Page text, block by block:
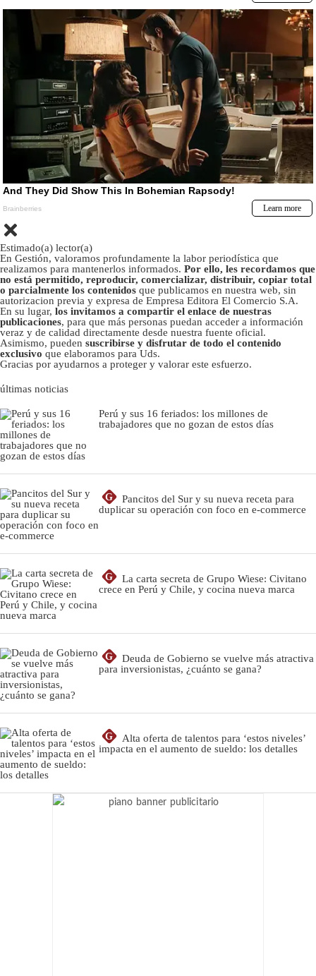
Estimado(a) lector(a)
En Gestión, valoramos profundamente la labor periodística que
realizamos para mantenerlos informados. Por ello, les recordamos que
no está permitido, reproducir, comercializar, distribuir, copiar total
o parcialmente los contenidos que publicamos en nuestra web, sin
autorizacion previa y expresa de Empresa Editora El Comercio S.A.
En su lugar, los invitamos a compartir el enlace de nuestras
publicaciones, para que más personas puedan acceder a información
veraz y de calidad directamente desde nuestra fuente oficial.
Asimismo, pueden suscribirse y disfrutar de todo el contenido
exclusivo que elaboramos para Uds.
Gracias por ayudarnos a proteger y valorar este esfuerzo.
últimas noticias
Perú y sus 16 feriados: los millones de
trabajadores que no gozan de estos días
G
Pancitos del Sur y su nueva receta para
duplicar su operación con foco en e-commerce
G
La carta secreta de Grupo Wiese: Civitano
crece en Perú y Chile, y cocina nueva marca
G
Deuda de Gobierno se vuelve más atractiva
para inversionistas, ¿cuánto se gana?
G
Alta oferta de talentos para ‘estos niveles’
impacta en el aumento de sueldo: los detalles